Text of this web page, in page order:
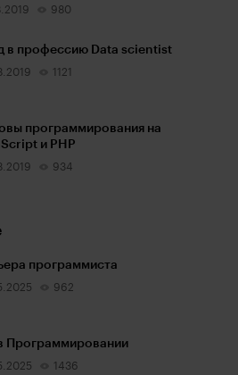
980
в профессию Data scientist
1121
программирования на
и PHP
934
программиста
962
Программировании
1436